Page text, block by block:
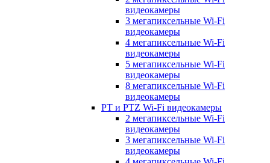
видеокамеры
3 мегапиксельные Wi-Fi
видеокамеры
4 мегапиксельные Wi-Fi
видеокамеры
5 мегапиксельные Wi-Fi
видеокамеры
8 мегапиксельные Wi-Fi
видеокамеры
PT и PTZ Wi-Fi видеокамеры
2 мегапиксельные Wi-Fi
видеокамеры
3 мегапиксельные Wi-Fi
видеокамеры